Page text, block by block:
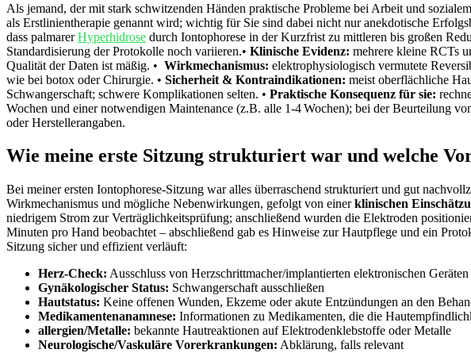
Als jemand,⁣ der‍ mit stark schwitzenden Händen praktische Probleme bei Arbeit und
‌als Erstlinientherapie genannt‌ wird; wichtig für Sie sind dabei nicht nur anekdotische
dass​ palmarerHyperhidrose durch Iontophorese​ in ​der Kurzfrist zu mittleren bis großen
Standardisierung ⁣der Protokolle noch variieren.• Klinische Evidenz: ⁣mehrere kleine RCTs
Qualität der Daten ist mäßig. • ⁢ Wirkmechanismus: elektrophysiologisch⁢ vermutete
wie⁣ bei ⁤botox oder Chirurgie. • Sicherheit &​ Kontraindikationen: ​meist oberflächliche
Schwangerschaft; schwere Komplikationen selten. ⁢• Praktische⁤ Konsequenz für sie:
Wochen und einer notwendigen Maintenance (z.B. ⁤alle ​1-4 Wochen); bei der⁤ Beurteilung
oder Herstellerangaben.
Wie meine erste Sitzung strukturiert⁤ war und welche
Bei meiner ersten Iontophorese-Sitzung war alles überraschend strukturiert und gut
Wirkmechanismus und mögliche Nebenwirkungen, gefolgt von einerklinischen
niedrigem Strom zur Verträglichkeitsprüfung; anschließend wurden die Elektroden
Minuten ⁣pro Hand beobachtet – ‌abschließend gab es Hinweise zur Hautpflege und ein
Sitzung sicher und effizient verläuft:
Herz-Check: Ausschluss ‌von Herzschrittmacher/implantierten elektronischen Geräten
Gynäkologischer Status: Schwangerschaft ausschließen
Hautstatus: Keine offenen Wunden, Ekzeme⁢ oder ‌akute Entzündungen an den
Medikamentenanamnese: Informationen zu Medikamenten, die die
allergien/Metalle: ​bekannte Hautreaktionen auf Elektrodenklebstoffe oder Metalle
Neurologische/Vaskuläre Vorerkrankungen: Abklärung, falls ⁣relevant